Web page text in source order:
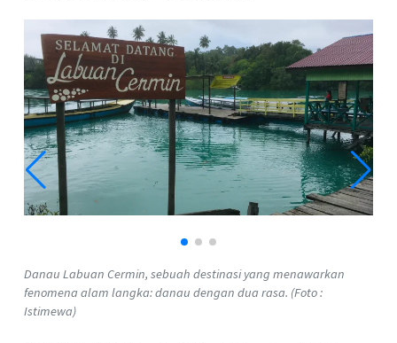
Danau Labuan Cermin, sebuah destinasi yang menawarkan
fenomena alam langka: danau dengan dua rasa. (Foto :
Istimewa)